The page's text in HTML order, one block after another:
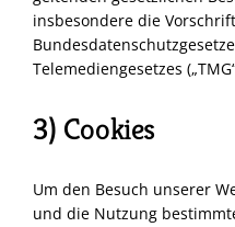
insbesondere die
Telemediengesetzes
3) Cookies
Um den Besuch unserer
und die Nutzung